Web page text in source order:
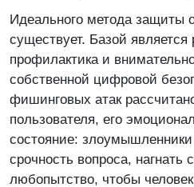
Идеального метода защиты
существует. Базой является
профилактика и
собственной цифровой
фишинговых атак
пользователя, его
состояние:
срочность вопроса, нагнать
любопытство, чтобы